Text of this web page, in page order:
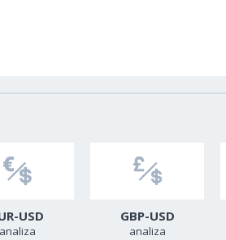
USD
analiza
GBP-USD
analiza